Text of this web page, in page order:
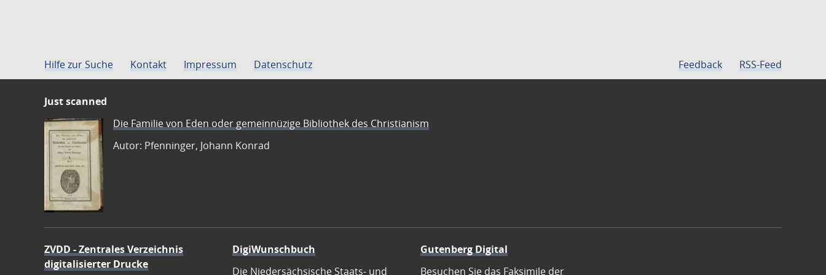
Hilfe zur Suche Kontakt Impressum Datenschutz Feedback RSS-Feed
Just scanned
Die Familie von Eden oder gemeinnüzige Bibliothek des Christianism
Autor: Pfenninger, Johann Konrad
ZVDD - Zentrales Verzeichnis
digitalisierter Drucke
DigiWunschbuch
Die Niedersächsische Staats- und
Gutenberg Digital
Besuchen Sie das Faksimile der